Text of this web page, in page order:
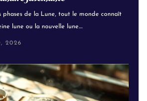
phases de la Lune, tout le monde connaît
lune ou la nouvelle lune....
2026